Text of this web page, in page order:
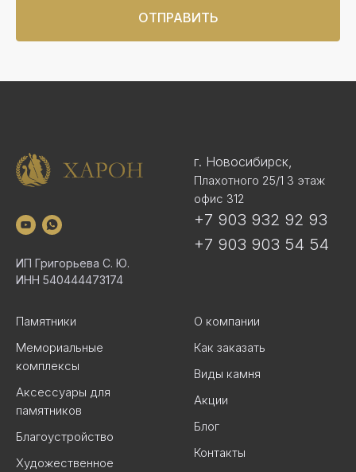
ОТПРАВИТЬ
ИП Григорьева С. Ю.
ИНН 540444473174
г. Новосибирск,
Плахотного 25/1 3 этаж
офис 312
+7 903 932 92 93
+7 903 903 54 54
Памятники
Мемориальные
комплексы
Аксессуары для
памятников
Благоустройство
Художественное
О компании
Как заказать
Виды камня
Акции
Блог
Контакты